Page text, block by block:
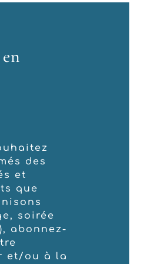
des
et
que
soirée
abonnez-
et/ou à la